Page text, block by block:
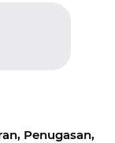
Penugasan,